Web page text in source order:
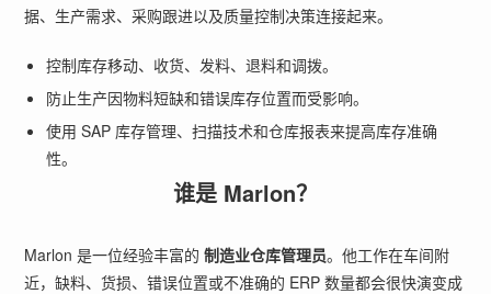
据、生产需求、采购跟进以及质量控制决策连接起来。
控制库存移动、收货、发料、退料和调拨。
防止生产因物料短缺和错误库存位置而受影响。
使用 SAP 库存管理、扫描技术和仓库报表来提高库存准确
性。
谁是 Marlon？
Marlon 是一位经验丰富的制造业仓库管理员。他工作在车间附
近，缺料、货损、错误位置或不准确的 ERP 数量都会很快演变成